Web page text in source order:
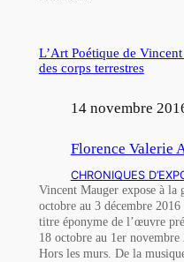
L’Art Poétique de
des corps terrestres
14 novembre
Florence Valerie
CHRONIQUES
Vincent Mauger expose à
octobre au 3 décembre
titre éponyme de l’œuvre
18 octobre au 1er
Hors les murs. De la